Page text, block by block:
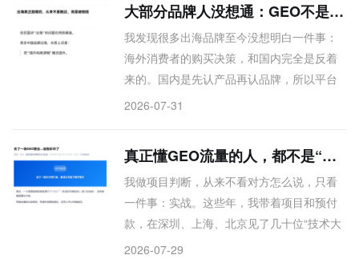
是处出来的，机会也是。我从不挑“现成的单
子”，更看重愿意一起往前走的人。
大部分品牌人没想通：GEO不是销售渠道，是信任背书
我发现很多出海品牌至今没想明白一件事：
海外消费者的购买决策，和国内完全是反着
来的。国内是先认产品再认品牌，所以平台
卖货逻辑跑得通。但海外用户恰恰相反——
任，再好的产品也很难被“看见”。尤其高客单
价、需要用户深度认知的品类，独立站不是
可选项，是必选项。这不是花钱做面子，是
在给品牌做基建。出海最难的不是触达，是
被相信。而信任这件事，在海外必须靠品牌
2026-07-31
真正懂GEO流量的人，都不是“正才”
我做项目判断，从来不看对方怎么说，只看
一件事：实战。这些年，我带着项目和预付
款，在深圳、上海、北京见了几十位“技术大
牛”。流程很简单——逻辑通，我就飞过去；
2026-07-29